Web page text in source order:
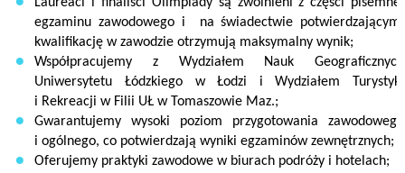
Laureaci i finaliści Olimpiady są zwolnieni z części pisemnej
egzaminu zawodowego i na świadectwie potwierdzającym
kwalifikację w zawodzieotrzymują maksymalny ‎wynik;
Współpracujemy z Wydziałem Nauk Geograficznych
Uniwersytetu Łódzkiego w Łodzi iWydziałem Turystyki
i Rekreacji w Filii UŁ w Tomaszowie Maz.;
Gwarantujemy wysoki poziom przygotowania zawodowego
i ogólnego, co potwierdzają wyniki egzaminów zewnętrznych;
Oferujemy praktyki zawodowe w biurach podróży i hotelach;